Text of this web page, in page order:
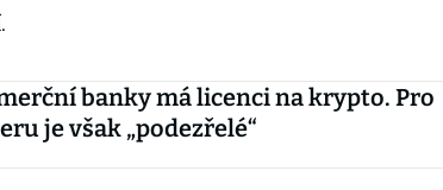
banky má licenci na krypto. Pro
je však „podezřelé“